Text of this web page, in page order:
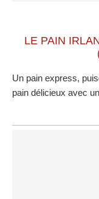
LE PAIN
Un pain express,
pain délicieux avec